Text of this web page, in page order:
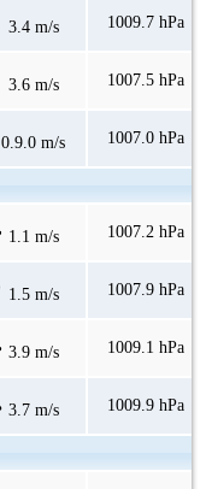
3.4 m/s 1009.7 hPa
3.6 m/s 1007.5 hPa
0.9.0 m/s 1007.0 hPa
1.1 m/s 1007.2 hPa
1.5 m/s 1007.9 hPa
3.9 m/s 1009.1 hPa
3.7 m/s 1009.9 hPa